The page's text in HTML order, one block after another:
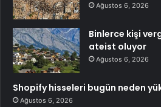
Ağustos 6, 2026
Binlerce kişi
ateist oluyor
Ağustos 6, 2026
Shopify hisseleri bugün neden
Ağustos 6, 2026